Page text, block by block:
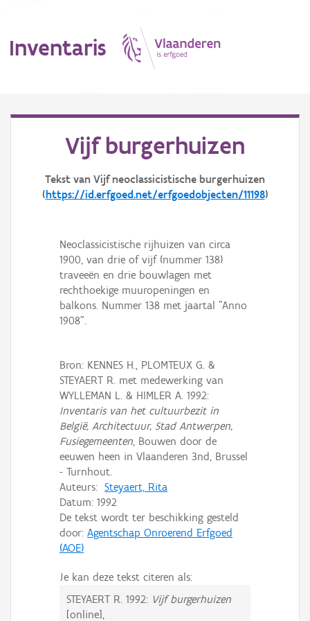
Inventaris
Aanduidingsobject
Gebeurtenis
Persoon of collectief
Vijf burgerhuizen
Tekst van Vijf neoclassicistische burgerhuizen
(https://id.erfgoed.net/erfgoedobjecten/11198)
Neoclassicistische rijhuizen van circa
1900, van drie of vijf (nummer 138)
traveeën en drie bouwlagen met
rechthoekige muuropeningen en
balkons. Nummer 138 met jaartal "Anno
1908".
Bron: KENNES H., PLOMTEUX G. &
STEYAERT R. met medewerking van
WYLLEMAN L. & HIMLER A. 1992:
Inventaris van het cultuurbezit in
België, Architectuur, Stad Antwerpen,
Fusiegemeenten, Bouwen door de
eeuwen heen in Vlaanderen 3nd, Brussel
- Turnhout.
Auteurs: Steyaert, Rita
Datum: 1992
De tekst wordt ter beschikking gesteld
door: Agentschap Onroerend Erfgoed
(AOE)
Je kan deze tekst citeren als:
STEYAERT R. 1992: Vijf burgerhuizen
[online],